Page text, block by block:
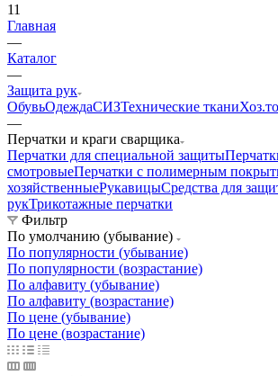
11
Главная
—
Каталог
—
Защита рук
ОбувьОдеждаСИЗТехнические ткани
—
Перчатки и краги сварщика
Перчатки для специальной защиты
смотровыеПерчатки с полимерным
хозяйственныеРукавицыСредства для
рукТрикотажные перчатки
Фильтр
По умолчанию (убывание)
По популярности (убывание)
По популярности (возрастание)
По алфавиту (убывание)
По алфавиту (возрастание)
По цене (убывание)
По цене (возрастание)